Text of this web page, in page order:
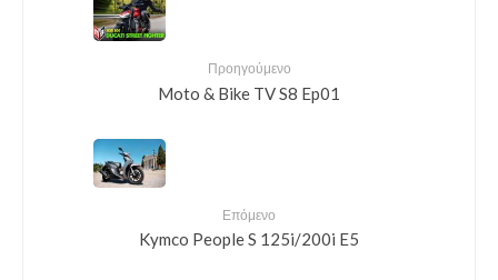
Προηγούμενο
Moto & Bike TV S8 Ep01
Επόμενο
Kymco People S 125i/200i E5